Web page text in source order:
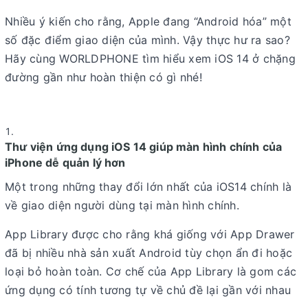
Nhiều ý kiến cho rằng, Apple đang “Android hóa” một
số đặc điểm giao diện của mình. Vậy thực hư ra sao?
Hãy cùng WORLDPHONE tìm hiểu xem iOS 14 ở chặng
đường gần như hoàn thiện có gì nhé!
Thư viện ứng dụng iOS 14 giúp màn hình chính của
iPhone dễ quản lý hơn
Một trong những thay đổi lớn nhất của iOS14 chính là
về giao diện người dùng tại màn hình chính.
App Library được cho rằng khá giống với App Drawer
đã bị nhiều nhà sản xuất Android tùy chọn ẩn đi hoặc
loại bỏ hoàn toàn. Cơ chế của App Library là gom các
ứng dụng có tính tương tự về chủ đề lại gần với nhau